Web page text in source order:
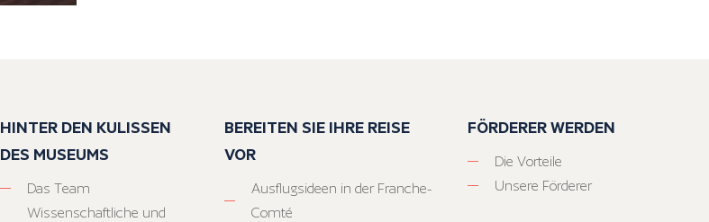
HINTER DEN KULISSEN
DES MUSEUMS
Das Team
Wissenschaftliche und
BEREITEN SIE IHRE REISE
VOR
Ausflugsideen in der Franche-
Comté
FÖRDERER WERDEN
Die Vorteile
Unsere Förderer